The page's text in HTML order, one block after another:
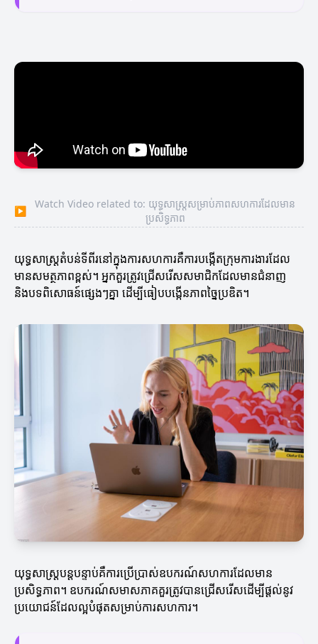
▶
Watch Video related to: យុទ្ធសាស្ត្រសម្រាប់ភាពសហការដែលមាន
ប្រសិទ្ធភាព
យុទ្ធសាស្ត្រ​តំបន់ទីពីរនៅក្នុងការសហការ​គឺការបង្កើតក្រុមការងារដែល
មានសមត្ថភាពខ្ពស់។ អ្នកគួរត្រូវជ្រើសរើសសមាជិកដែលមានជំនាញ
និងបទពិសោធន៍ផ្សេងៗគ្នា ដើម្បីធៀបបង្កើនភាពច្នៃប្រឌិត។
យុទ្ធសាស្ត្របន្តបន្ទាប់គឺការប្រើប្រាស់ឧបករណ៍សហការដែលមាន
ប្រសិទ្ធភាព។ ឧបករណ៍សមាសភាគគួរត្រូវបានជ្រើសរើសដើម្បីផ្តល់នូវ
ប្រយោជន៍ដែលល្អបំផុតសម្រាប់ការសហការ។